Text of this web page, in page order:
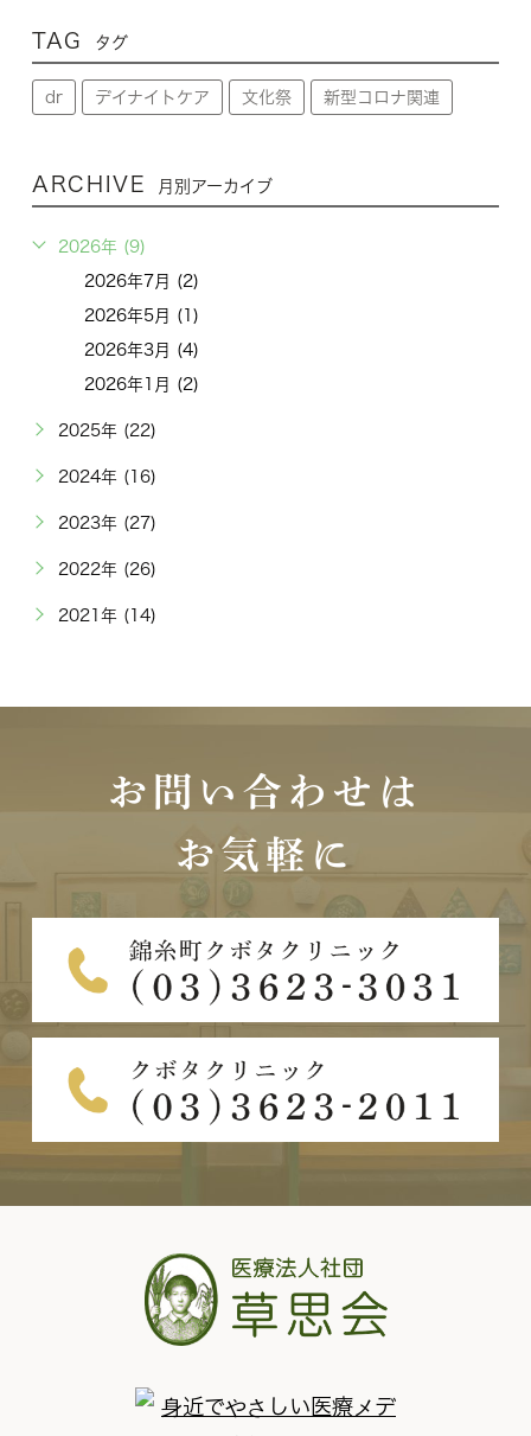
TAG タグ
dr デイナイトケア 文化祭 新型コロナ関連
ARCHIVE 月別アーカイブ
2026年 (9)
2026年7月 (2)
2026年5月 (1)
2026年3月 (4)
2026年1月 (2)
2025年 (22)
2024年 (16)
2023年 (27)
2022年 (26)
2021年 (14)
お問い合わせは
お気軽に